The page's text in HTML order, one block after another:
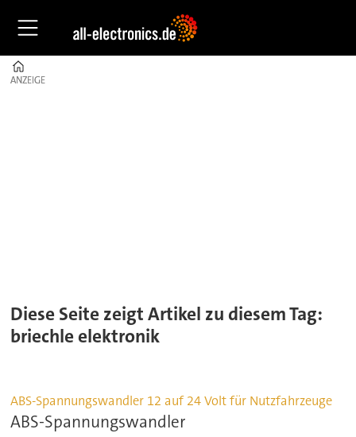
ANZEIGE
ANZEIGE
Diese Seite zeigt Artikel zu diesem Tag:
briechle elektronik
ABS-Spannungswandler 12 auf 24 Volt für Nutzfahrzeuge
ABS-Spannungswandler